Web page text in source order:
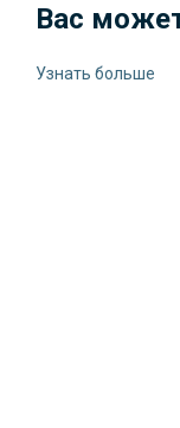
Вас
Узнать больше